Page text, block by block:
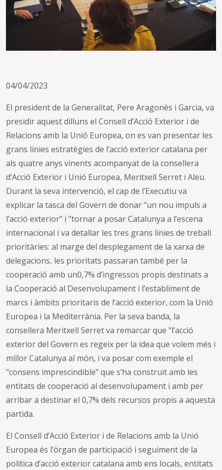
04/04/2023
El president de la Generalitat, Pere Aragonès i Garcia, va
presidir aquest dilluns el Consell d’Acció Exterior i de
Relacions amb la Unió Europea, on es van presentar les
grans línies estratègies de l’acció exterior catalana per
als quatre anys vinents acompanyat de la consellera
d’Acció Exterior i Unió Europea, Meritxell Serret i Aleu.
Durant la seva intervenció, el cap de l’Executiu va
explicar la tasca del Govern de donar "un nou impuls a
l’acció exterior” i "tornar a posar Catalunya a l’escena
internacional i va detallar les tres grans línies de treball
prioritàries: al marge del desplegament de la xarxa de
delegacions, les prioritats passaran també per la
cooperació amb un0,7% d’ingressos propis destinats a
la Cooperació al Desenvolupament i l’establiment de
marcs i àmbits prioritaris de l’acció exterior, com la Unió
Europea i la Mediterrània. Per la seva banda, la
consellera Meritxell Serret va remarcar que "l’acció
exterior del Govern es regeix per la idea que volem més i
millor Catalunya al món, i va posar com exemple el
"consens imprescindible” que s’ha construït amb les
entitats de cooperació al desenvolupament i amb per
arribar a destinar el 0,7% dels recursos propis a aquesta
partida.
El Consell d’Acció Exterior i de Relacions amb la Unió
Europea és l’òrgan de participació i seguiment de la
política d’acció exterior catalana amb ens locals, entitats